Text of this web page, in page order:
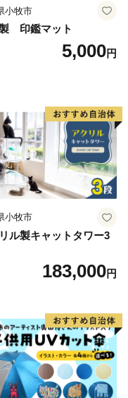
小牧市
印鑑マット
5,000円
小牧市
ル製キャットタワー3
183,000円